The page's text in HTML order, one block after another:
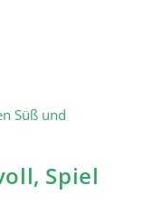
Spiel